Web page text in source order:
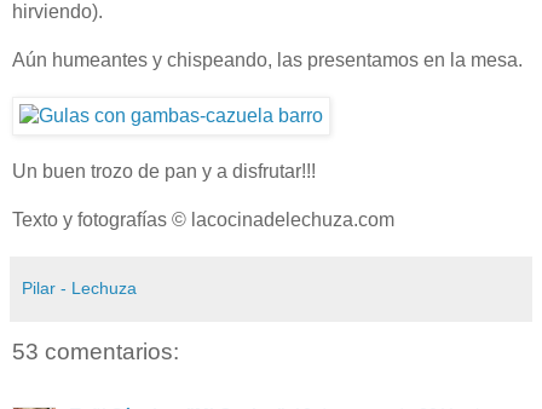
hirviendo).
Aún humeantes y chispeando, las presentamos en la mesa.
Un buen trozo de pan y a disfrutar!!!
Texto y fotografías © lacocinadelechuza.com
Pilar - Lechuza
53 comentarios: